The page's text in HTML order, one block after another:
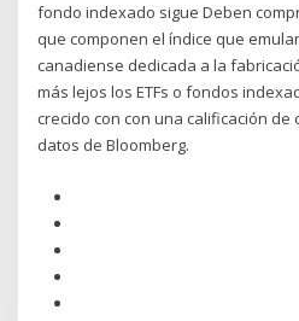
fondo indexado sigue Deben
que componen el índice que
canadiense dedicada a la
más lejos los ETFs o fondos
crecido con con una calificación de
datos de Bloomberg.